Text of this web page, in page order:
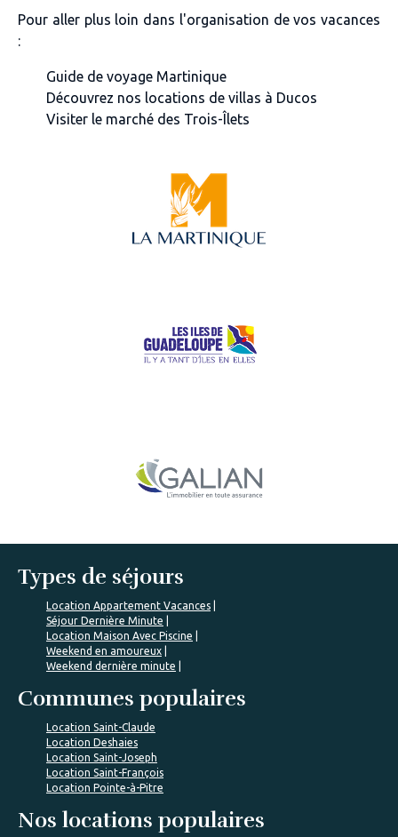
Pour aller plus loin dans l'organisation de vos vacances
:
Guide de voyage Martinique
Découvrez nos locations de villas à Ducos
Visiter le marché des Trois-Îlets
Types de séjours
Location Appartement Vacances
Séjour Dernière Minute
Location Maison Avec Piscine
Weekend en amoureux
Weekend dernière minute
Communes populaires
Location Saint-Claude
Location Deshaies
Location Saint-Joseph
Location Saint-François
Location Pointe-à-Pitre
Nos locations populaires